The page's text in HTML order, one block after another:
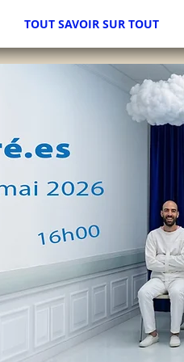
TOUT SAVOIR SUR TOUT